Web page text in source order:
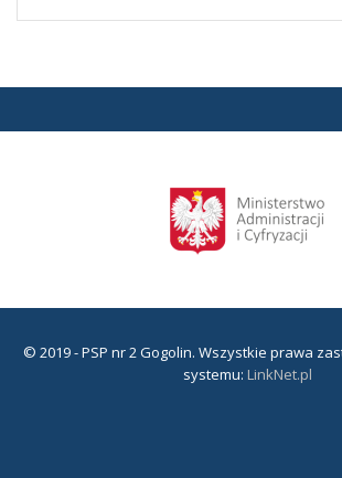
© 2019 - PSP nr 2 Gogolin. Wszystkie prawa
systemu: LinkNet.pl